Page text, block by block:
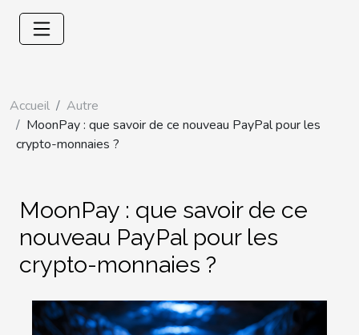
Accueil
Autre
MoonPay : que savoir de ce nouveau PayPal pour les
crypto-monnaies ?
MoonPay : que savoir de ce
nouveau PayPal pour les
crypto-monnaies ?